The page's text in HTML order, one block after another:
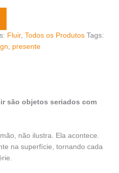
Fluir, Todos os Produtos Tags:
, presente
são objetos seriados com
não ilustra. Ela acontece.
na superfície, tornando cada